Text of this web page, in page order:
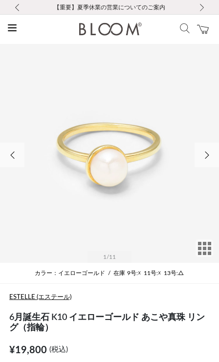
お修理・アフターサービスのご案内
【重要】令和８年熊本地震に伴う集配への影響について
【重要】ギフトラッピング料金改定および仕様変更のお知らせ
【重要】夏季休業の営業についてのご案内
税込5,500円以上で送料無料｜最短24時間以内に発送
新規会員登録で1000ポイントプレゼント！
LINE友だち登録で500円クーポンプレゼント
会員限定！レビュー投稿で100ポイントプレゼント
お修理・アフターサービスのご案内
【重要】令和８年熊本地震に伴う集配への影響について
1 /11
カラー：イエローゴールド / 在庫 9号:☓ 11号:☓ 13号:△
ESTELLE (エステール)
6月誕生石 K10 イエローゴールド あこや真珠 リン
グ（指輪）
¥19,800(税込)